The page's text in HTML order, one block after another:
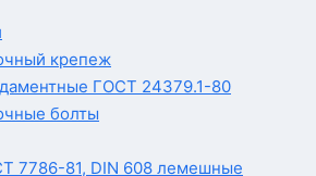
крепеж
ГОСТ 24379.1-80
болты
7786-81, DIN 608 лемешные